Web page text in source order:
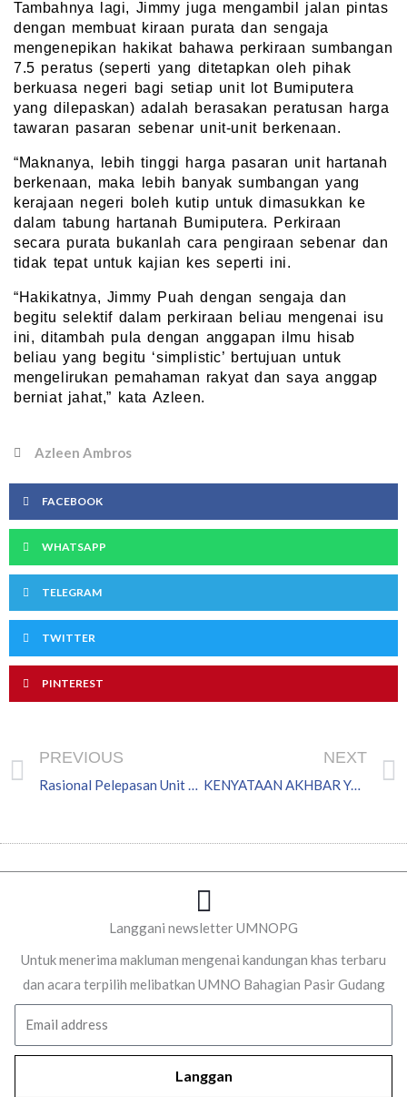
Tambahnya lagi, Jimmy juga mengambil jalan pintas
dengan membuat kiraan purata dan sengaja
mengenepikan hakikat bahawa perkiraan sumbangan
7.5 peratus (seperti yang ditetapkan oleh pihak
berkuasa negeri bagi setiap unit lot Bumiputera
yang dilepaskan) adalah berasakan peratusan harga
tawaran pasaran sebenar unit-unit berkenaan.
“Maknanya, lebih tinggi harga pasaran unit hartanah
berkenaan, maka lebih banyak sumbangan yang
kerajaan negeri boleh kutip untuk dimasukkan ke
dalam tabung hartanah Bumiputera. Perkiraan
secara purata bukanlah cara pengiraan sebenar dan
tidak tepat untuk kajian kes seperti ini.
“Hakikatnya, Jimmy Puah dengan sengaja dan
begitu selektif dalam perkiraan beliau mengenai isu
ini, ditambah pula dengan anggapan ilmu hisab
beliau yang begitu ‘simplistic’ bertujuan untuk
mengelirukan pemahaman rakyat dan saya anggap
berniat jahat,” kata Azleen.
Azleen Ambros
FACEBOOK
WHATSAPP
TELEGRAM
TWITTER
PINTEREST
Prev
PREVIOUS
Rasional Pelepasan Unit Hartanah Berstatus Bumiputera
NEXT
KENYATAAN AKHBAR YAB DATUK SERI MOHAMED KHALED NORDIN MENTERI BESAR JOHOR BERHUBUNG PENAHANAN YB DATUK ABD. LATIF BANDI
Langgani newsletter UMNOPG
Untuk menerima makluman mengenai kandungan khas terbaru
dan acara terpilih melibatkan UMNO Bahagian Pasir Gudang
Langgan